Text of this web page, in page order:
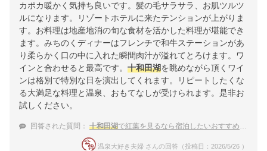
カポカ暖かく気持ち良いです。髪の毛サラサラ、お肌ツルツ
ルになります。リゾートホテルに来たテンションが上がりま
す。お料理は地産地消の旬な食材を活かした料理が堪能でき
ます。みちのくディナーはフレンチで和牛ステーションがあ
り柔らかく口の中に入れた瞬間肉汁が溢れてとろけます。ワ
インと合わせると最高です。 十和田湖を眺めながら頂くワイ
ンは格別で特別な日を演出してくれます。リピートしたくな
る大満足な料理と温泉、おもてなしが受けられます。是非お
試しください。
回答された質問： 十和田湖で紅葉を見るなら宿泊したいおすすめの温泉宿
温泉大好き夫婦 さんの回答（投稿日：2026/5/26 ）